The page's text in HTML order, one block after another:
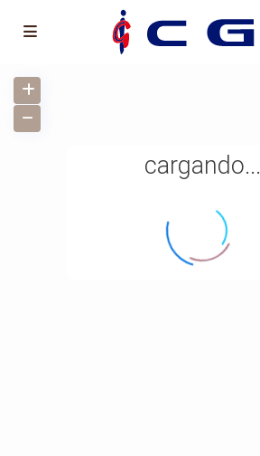
cargando...